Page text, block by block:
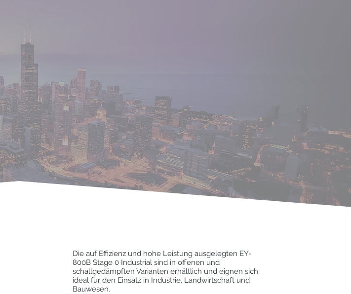
Die auf Effizienz und hohe Leistung ausgelegten EY-
800B Stage 0 Industrial sind in offenen und
schallgedämpften Varianten erhältlich und eignen sich
ideal für den Einsatz in Industrie, Landwirtschaft und
Bauwesen.